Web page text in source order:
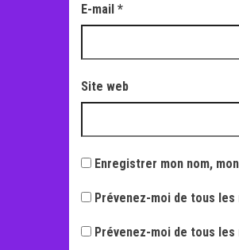
E-mail *
Site web
Enregistrer mon nom,
Prévenez-moi de tous
Prévenez-moi de tous